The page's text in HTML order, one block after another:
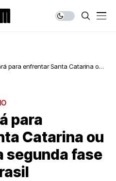
para enfrentar Santa Catarina ou
para
Catarina ou
segunda fase